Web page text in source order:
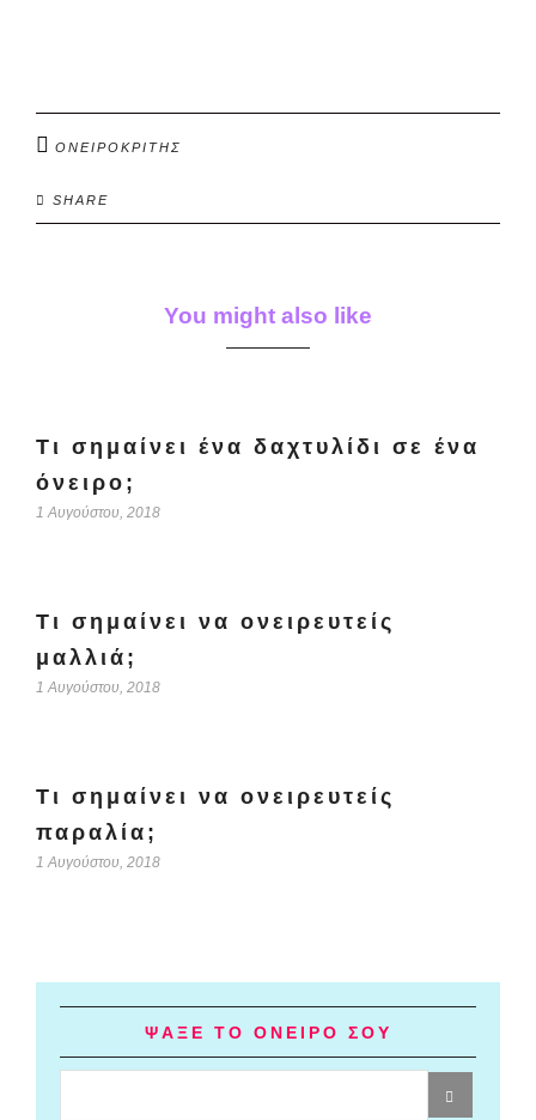
ΟΝΕΙΡΟΚΡΙΤΗΣ
SHARE
You might also like
Τι σημαίνει ένα δαχτυλίδι σε ένα
όνειρο;
1 Αυγούστου, 2018
Τι σημαίνει να ονειρευτείς
μαλλιά;
1 Αυγούστου, 2018
Τι σημαίνει να ονειρευτείς
παραλία;
1 Αυγούστου, 2018
ΨΑΞΕ ΤΟ ΟΝΕΙΡΟ ΣΟΥ